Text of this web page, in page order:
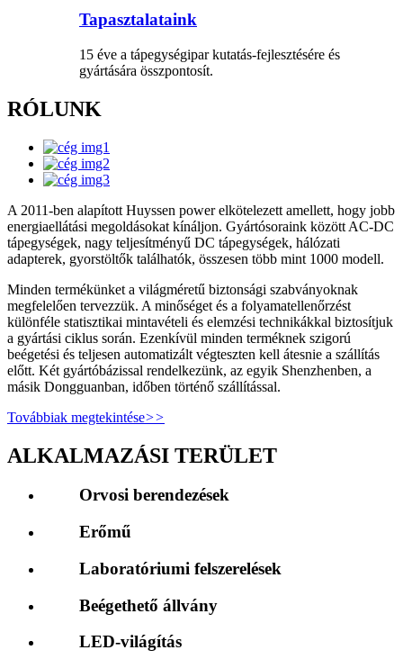
Tapasztalataink
15 éve a tápegységipar kutatás-fejlesztésére és
gyártására összpontosít.
RÓLUNK
A 2011-ben alapított Huyssen power elkötelezett amellett, hogy jobb
energiaellátási megoldásokat kínáljon. Gyártósoraink között AC-DC
tápegységek, nagy teljesítményű DC tápegységek, hálózati
adapterek, gyorstöltők találhatók, összesen több mint 1000 modell.
Minden termékünket a világméretű biztonsági szabványoknak
megfelelően tervezzük. A minőséget és a folyamatellenőrzést
különféle statisztikai mintavételi és elemzési technikákkal biztosítjuk
a gyártási ciklus során. Ezenkívül minden terméknek szigorú
beégetési és teljesen automatizált végteszten kell átesnie a szállítás
előtt. Két gyártóbázissal rendelkezünk, az egyik Shenzhenben, a
másik Dongguanban, időben történő szállítással.
Továbbiak megtekintése>>
ALKALMAZÁSI TERÜLET
Orvosi berendezések
Erőmű
Laboratóriumi felszerelések
Beégethető állvány
LED-világítás